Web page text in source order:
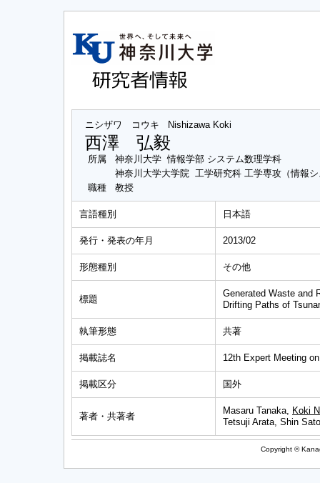
ニシザワ コウキ Nishizawa Koki
西澤 弘毅
所属
神奈川大学 情報学部 システム数理学科
神奈川大学大学院 工学研究科 工学専攻（情報
職種
教授
言語種別 日本語
発行・発表の年月 2013/02
形態種別 その他
標題
Generated Waste and
Drifting Paths of
執筆形態 共著
掲載誌名 12th Expert Meeting
掲載区分 国外
著者・共著者
Masaru Tanaka, Koki
Tetsuji Arata, Shin
Copyright ©